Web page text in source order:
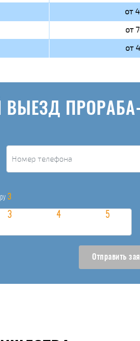
от
от
от
ВЫЕЗД
3
Отправить